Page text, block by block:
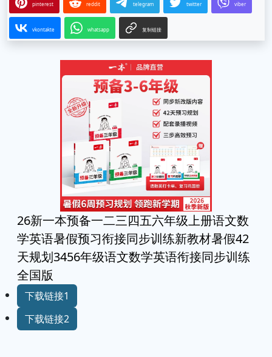
pinterest reddit telegram twitter viber
vkontakte whatsapp 复制链接
26新一本预备一二三四五六年级上册语文数
学英语暑假预习衔接同步训练新教材暑假42
天规划3456年级语文数学英语衔接同步训练
全国版
下载链接1
下载链接2